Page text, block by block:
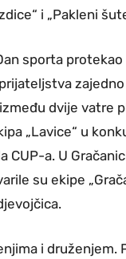
i „Pakleni
sporta
dvije vatre
„Lavice“ u
a. U
su ekipe
i druženjem.